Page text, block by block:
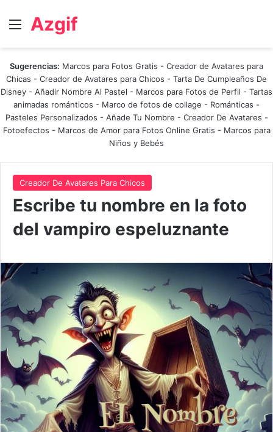
Menú
Azgif
Sugerencias: Marcos para Fotos Gratis - Creador de Avatares para
Chicas - Creador de Avatares para Chicos - Tarta De Cumpleaños De
Disney - Añadir Nombre Al Pastel - Marcos para Fotos de Perfil - Tartas
animadas románticos - Marco de fotos de collage - Románticas -
Pasteles Personalizados - Añade Tu Nombre - Creador De Avatares -
Fotoefectos - Marcos de Amor para Fotos Online Gratis - Marcos para
Niños y Bebés
Creador De Avatares Para Chicos
Escribe tu nombre en la foto
del vampiro espeluznante